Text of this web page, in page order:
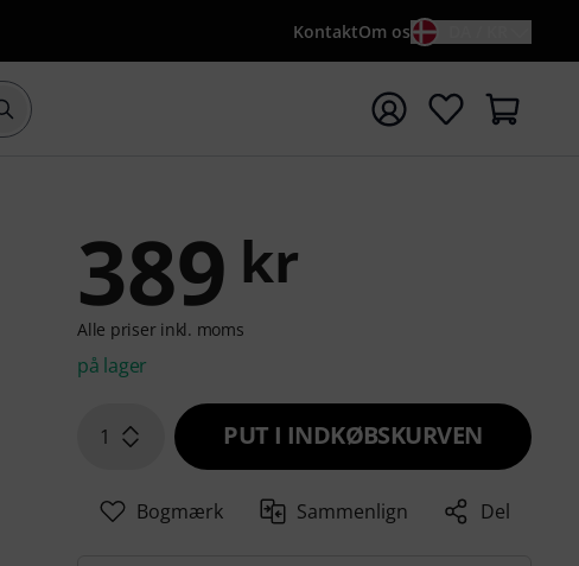
KontaktOm os
Start søgning med søgeord {searchTerm}
389 kr
Alle priser inkl. moms
på lager
1 PUT I INDKØBSKURVEN
Bogmærk Sammenlign Del